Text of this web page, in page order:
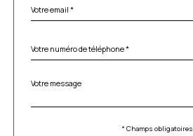
*
*
Fieldset
défaut
Message
*
* Champs obligatoires